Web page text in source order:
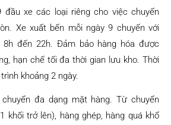
đầu xe các loại riêng cho việc chuyển
Xe xuất bến mỗi ngày 9 chuyến với
đến 22h. Đảm bảo hàng hóa được
hạn chế tối đa thời gian lưu kho. Thời
khoảng 2 ngày.
đa dạng mặt hàng. Từ chuyển
khối trở lên), hàng ghép, hàng quá khổ